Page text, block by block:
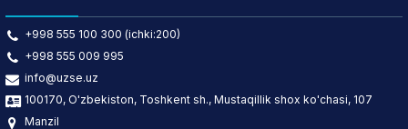
+998 555 100 300 (ichki:200)
+998 555 009 995
info@uzse.uz
100170, O'zbekiston, Toshkent sh., Mustaqillik shox ko'chasi, 107
Manzil